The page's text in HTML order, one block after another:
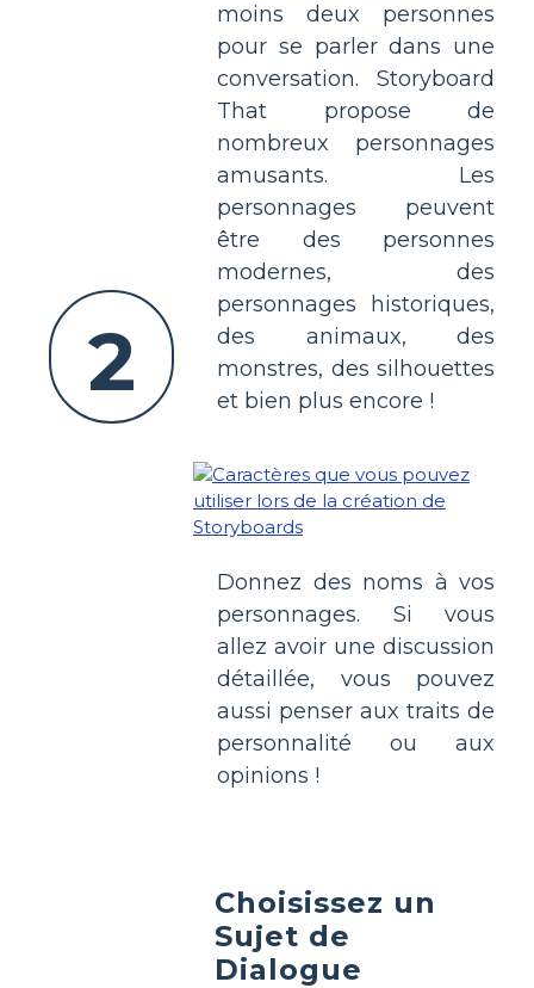
2
moins deux personnes
pour se parler dans une
conversation. Storyboard
That propose de
nombreux personnages
amusants. Les
personnages peuvent
être des personnes
modernes, des
personnages historiques,
des animaux, des
monstres, des silhouettes
et bien plus encore !
Donnez des noms à vos
personnages. Si vous
allez avoir une discussion
détaillée, vous pouvez
aussi penser aux traits de
personnalité ou aux
opinions !
Choisissez un
Sujet de
Dialogue